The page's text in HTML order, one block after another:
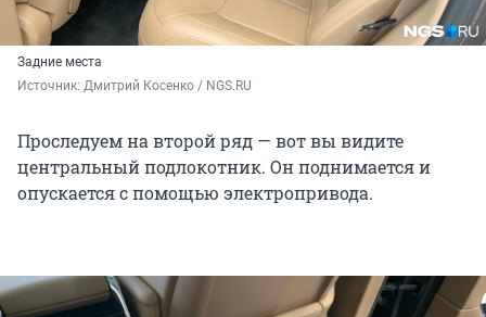
Задние места
Источник: Дмитрий Косенко / NGS.RU
Проследуем на второй ряд — вот вы видите
центральный подлокотник. Он поднимается и
опускается с помощью электропривода.